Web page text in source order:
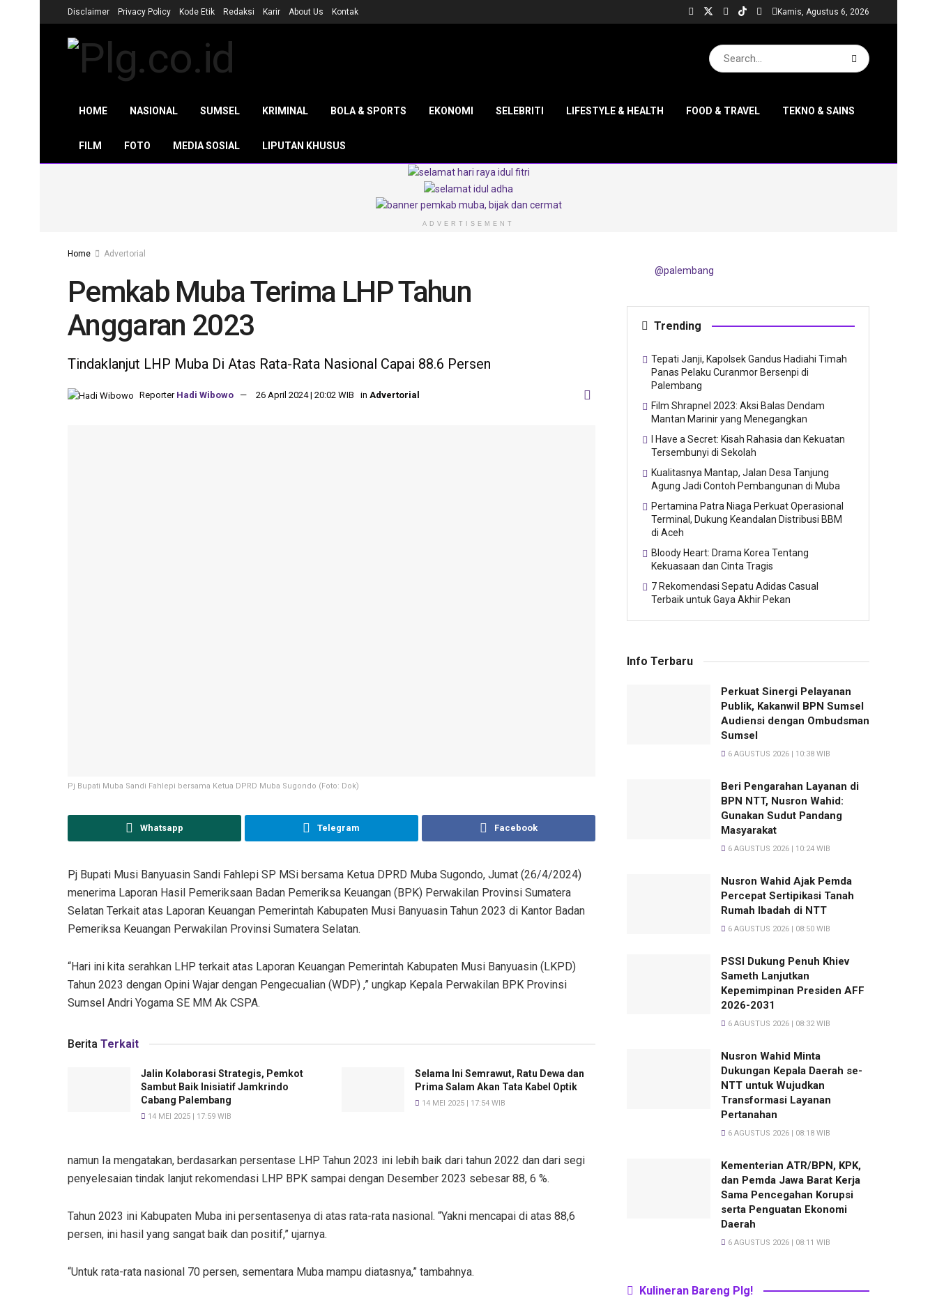
Disclaimer Privacy Policy Kode Etik Redaksi Karir About Us Kontak Kamis, Agustus 6, 2026
HOME NASIONAL SUMSEL KRIMINAL BOLA & SPORTS EKONOMI SELEBRITI LIFESTYLE & HEALTH FOOD & TRAVEL TEKNO & SAINS
FILM FOTO MEDIA SOSIAL LIPUTAN KHUSUS
ADVERTISEMENT
Home Advertorial
Pemkab Muba Terima LHP Tahun
Anggaran 2023
Tindaklanjut LHP Muba Di Atas Rata-Rata Nasional Capai 88.6 Persen
Reporter Hadi Wibowo 26 April 2024 | 20:02 WIB in Advertorial
Pj Bupati Muba Sandi Fahlepi bersama Ketua DPRD Muba Sugondo (Foto: Dok)
Whatsapp Telegram Facebook
Pj Bupati Musi Banyuasin Sandi Fahlepi SP MSi bersama Ketua DPRD Muba Sugondo, Jumat (26/4/2024)
menerima Laporan Hasil Pemeriksaan Badan Pemeriksa Keuangan (BPK) Perwakilan Provinsi Sumatera
Selatan Terkait atas Laporan Keuangan Pemerintah Kabupaten Musi Banyuasin Tahun 2023 di Kantor Badan
Pemeriksa Keuangan Perwakilan Provinsi Sumatera Selatan.
“Hari ini kita serahkan LHP terkait atas Laporan Keuangan Pemerintah Kabupaten Musi Banyuasin (LKPD)
Tahun 2023 dengan Opini Wajar dengan Pengecualian (WDP) ,” ungkap Kepala Perwakilan BPK Provinsi
Sumsel Andri Yogama SE MM Ak CSPA.
Berita Terkait
Jalin Kolaborasi Strategis, Pemkot
Sambut Baik Inisiatif Jamkrindo
Cabang Palembang
14 MEI 2025 | 17:59 WIB
Selama Ini Semrawut, Ratu Dewa dan
Prima Salam Akan Tata Kabel Optik
14 MEI 2025 | 17:54 WIB
namun Ia mengatakan, berdasarkan persentase LHP Tahun 2023 ini lebih baik dari tahun 2022 dan dari segi
penyelesaian tindak lanjut rekomendasi LHP BPK sampai dengan Desember 2023 sebesar 88, 6 %.
Tahun 2023 ini Kabupaten Muba ini persentasenya di atas rata-rata nasional. “Yakni mencapai di atas 88,6
persen, ini hasil yang sangat baik dan positif,” ujarnya.
“Untuk rata-rata nasional 70 persen, sementara Muba mampu diatasnya,” tambahnya.
@palembang
Trending
Tepati Janji, Kapolsek Gandus Hadiahi Timah
Panas Pelaku Curanmor Bersenpi di
Palembang
Film Shrapnel 2023: Aksi Balas Dendam
Mantan Marinir yang Menegangkan
I Have a Secret: Kisah Rahasia dan Kekuatan
Tersembunyi di Sekolah
Kualitasnya Mantap, Jalan Desa Tanjung
Agung Jadi Contoh Pembangunan di Muba
Pertamina Patra Niaga Perkuat Operasional
Terminal, Dukung Keandalan Distribusi BBM
di Aceh
Bloody Heart: Drama Korea Tentang
Kekuasaan dan Cinta Tragis
7 Rekomendasi Sepatu Adidas Casual
Terbaik untuk Gaya Akhir Pekan
Info Terbaru
Perkuat Sinergi Pelayanan
Publik, Kakanwil BPN Sumsel
Audiensi dengan Ombudsman
Sumsel
6 AGUSTUS 2026 | 10:38 WIB
Beri Pengarahan Layanan di
BPN NTT, Nusron Wahid:
Gunakan Sudut Pandang
Masyarakat
6 AGUSTUS 2026 | 10:24 WIB
Nusron Wahid Ajak Pemda
Percepat Sertipikasi Tanah
Rumah Ibadah di NTT
6 AGUSTUS 2026 | 08:50 WIB
PSSI Dukung Penuh Khiev
Sameth Lanjutkan
Kepemimpinan Presiden AFF
2026-2031
6 AGUSTUS 2026 | 08:32 WIB
Nusron Wahid Minta
Dukungan Kepala Daerah se-
NTT untuk Wujudkan
Transformasi Layanan
Pertanahan
6 AGUSTUS 2026 | 08:18 WIB
Kementerian ATR/BPN, KPK,
dan Pemda Jawa Barat Kerja
Sama Pencegahan Korupsi
serta Penguatan Ekonomi
Daerah
6 AGUSTUS 2026 | 08:11 WIB
Kulineran Bareng Plg!